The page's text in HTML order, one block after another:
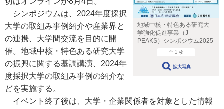
地域中核・特色ある研究大
学強化促進事業（J-
PEAKS）シンポジウム2025
全 1 枚
拡大写真
シンポジウムは、2024年度採択
大学の取組み事例紹介や産業界と
の連携、大学間交流を目的に開
催。地域中核・特色ある研究大学
の振興に関する基調講演、2024年
度採択大学の取組み事例の紹介な
どを実施する。
イベント終了後は、大学・企業関係者を対象とした情報